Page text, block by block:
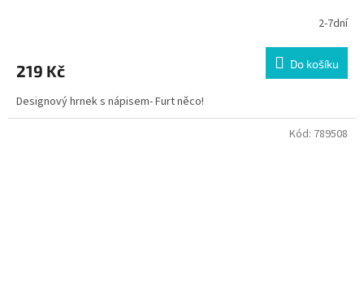
2-7dní
219 Kč Do košíku
Designový hrnek s nápisem- Furt něco!
Kód: 789508